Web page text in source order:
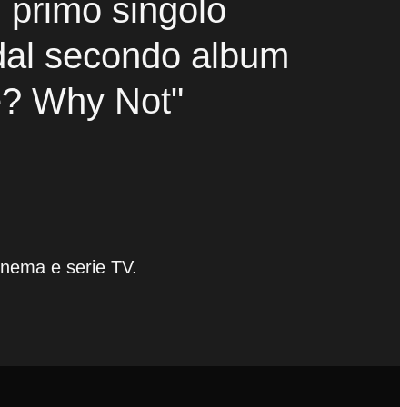
primo singolo
secondo album
Why Not"
e serie TV.